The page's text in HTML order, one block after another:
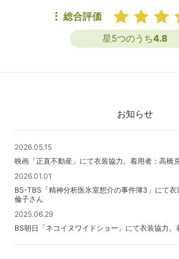
総合評価
星5つのうち4.8
お知らせ
2026.05.15
映画「正直不動産」にて衣装協力。着用者：高橋
2026.01.01
BS-TBS「精神分析医氷室想介の事件簿3」にて衣
倫子さん
2025.06.29
BS朝日「ネコイヌワイドショー」にて衣装協力。